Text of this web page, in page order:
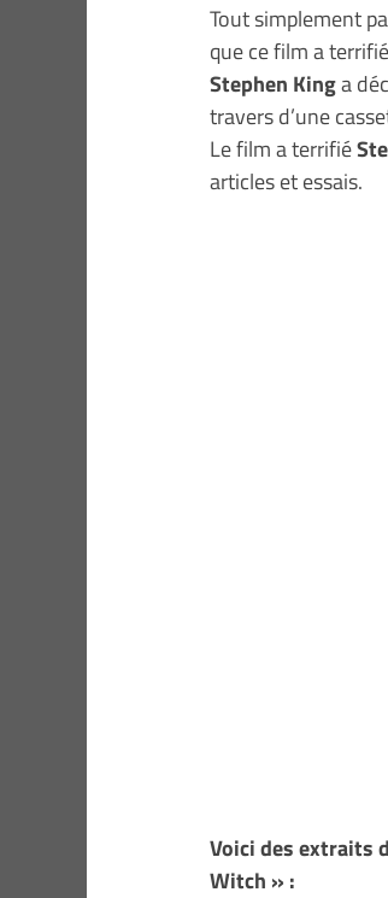
Tout simplement
que ce film a terrifié
Stephen Kinga
travers d’une
Le film a terrifié
articles et essais.
Voici des extraits
Witch » :